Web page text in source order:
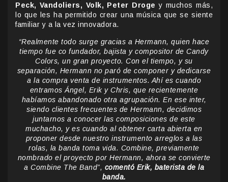
Peck, Vandoliers, Volk, Peter Droge y muchos más,
lo que les ha permitido crear una música que se siente
familiar y a la vez innovadora.
“Realmente todo surge gracias a Hermann, quien hace
tiempo fue co fundador, bajista y compositor de Candy
Colors, un gran proyecto. Con el tiempo, y su
separación, Hermann no paró de componer y dedicarse
a la compra venta de instrumentos. Ahí es cuando
entramos Ángel, Erik y Chris, que recientemente
habíamos abandonado otra agrupación. En ese inter,
siendo clientes frecuentes de Hermann, decidimos
juntarnos a conocer las composiciones de este
muchacho, y es cuando al obtener carta abierta en
proponer desde nuestro instrumento arreglos a las
rolas, la banda toma vida. Combine, previamente
nombrado el proyecto por Hermann, ahora se convierte
a Combine The Band”, comentó Erik, baterista de la
banda.